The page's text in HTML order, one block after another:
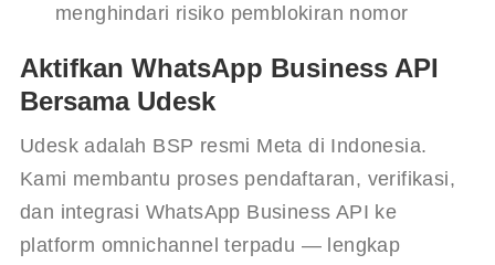
menghindari risiko pemblokiran nomor
Aktifkan WhatsApp Business API
Bersama Udesk
Udesk adalah BSP resmi Meta di Indonesia.
Kami membantu proses pendaftaran, verifikasi,
dan integrasi WhatsApp Business API ke
platform omnichannel terpadu — lengkap